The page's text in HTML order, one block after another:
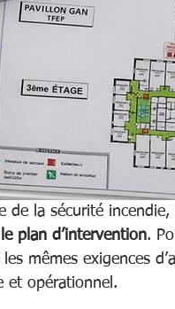
de la sécurité
le plan d’intervention.
mêmes exigences
et opérationnel.